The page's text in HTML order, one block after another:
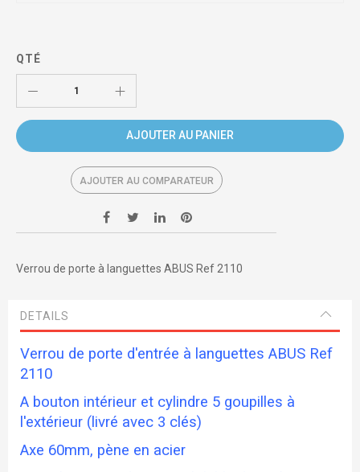
QTÉ
AJOUTER AU PANIER
AJOUTER AU COMPARATEUR
Verrou de porte à languettes ABUS Ref 2110
DETAILS
Verrou de porte d'entrée à languettes ABUS Ref
2110
A bouton intérieur et cylindre 5 goupilles à
l'extérieur (livré avec 3 clés)
Axe 60mm, pène en acier